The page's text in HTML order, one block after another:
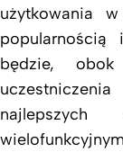
użytkowania
będzie,
najlepszych